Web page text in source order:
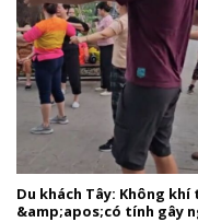
Du khách Tây: Không
&amp;apos;có tính gây